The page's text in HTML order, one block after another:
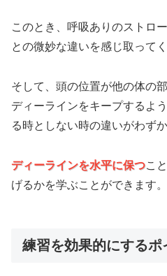
このとき、呼吸ありのストロ
との微妙な違いを感じ取ってく
そして、頭の位置が他の体の
ディーラインをキープするよ
る時としない時の違いがわず
ディーラインを水平に保つこ
げるかを学ぶことができます。
練習を効果的にするポ